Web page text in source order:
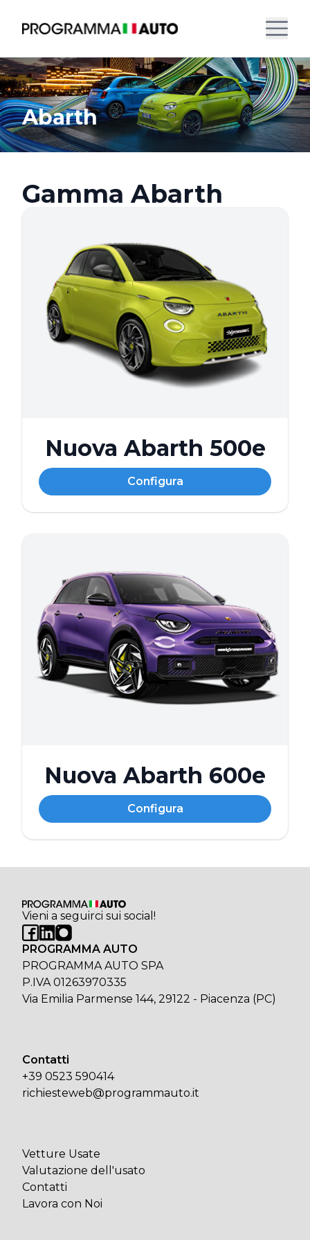
Abarth
Gamma Abarth
Nuova Abarth 500e
Configura
Nuova Abarth 600e
Configura
Vieni a seguirci sui social!
PROGRAMMA AUTO
PROGRAMMA AUTO SPA
P.IVA 01263970335
Via Emilia Parmense 144, 29122 - Piacenza (PC)
Contatti
+39 0523 590414
richiesteweb@programmauto.it
Vetture Usate
Valutazione dell'usato
Contatti
Lavora con Noi